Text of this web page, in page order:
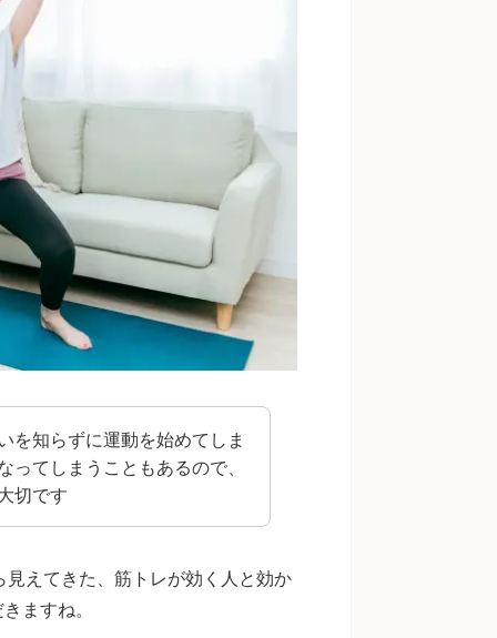
を知らずに運動を始めてしま
てしまうこともあるので、
切です
えてきた、筋トレが効く人と効か
ますね。